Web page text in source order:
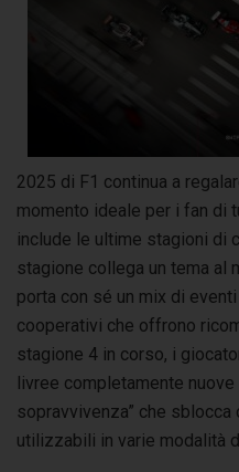
2025 di F1 continua a
momento ideale per i fan di
include le ultime stagioni di
stagione collega un tema al
porta con sé un mix di
cooperativi che offrono
stagione 4 in corso, i
livree completamente nuove
sopravvivenza” che
utilizzabili in varie modalità